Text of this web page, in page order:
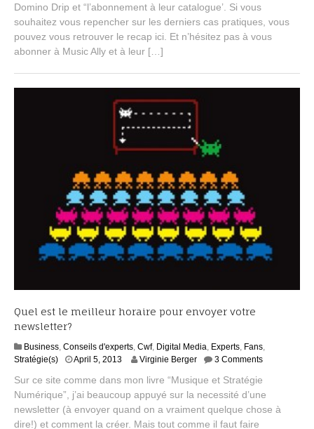
e
m
0
1
Domino Drip et “l’abonnement à leur catalogue’. Si vous
souhaitez vous repencher sur les derniers cas pratiques, vous
pouvez vous retrouver le recap ici. Et n’hésitez pas à vous
abonner à Music Ally et à leur […]
Quel est le meilleur horaire pour envoyer votre
newsletter?
Business, Conseils d'experts, Cwf, Digital Media, Experts, Fans,
Stratégie(s)
April 5, 2013S
p
t
e
m
Virginie Berger 3 Comments
Sur ce site comme dans mon livre “Musique et Stratégie
Numérique”, j’ai beaucoup appuyé sur la necessité d’une
newsletter (à envoyer quand on a vraiment quelque chose à
dire!) et comment la créer. Mais tout comme il faut faire